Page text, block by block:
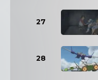
27
28